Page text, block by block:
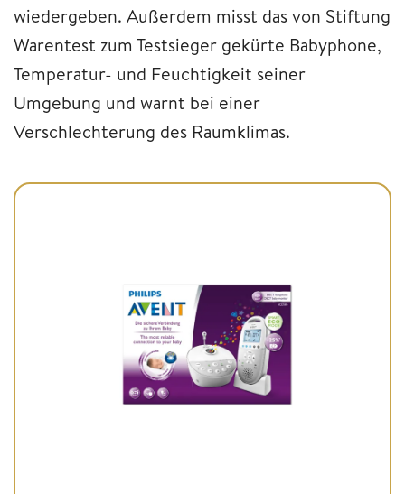
wiedergeben. Außerdem misst das von Stiftung
Warentest zum Testsieger gekürte Babyphone,
Temperatur- und Feuchtigkeit seiner
Umgebung und warnt bei einer
Verschlechterung des Raumklimas.